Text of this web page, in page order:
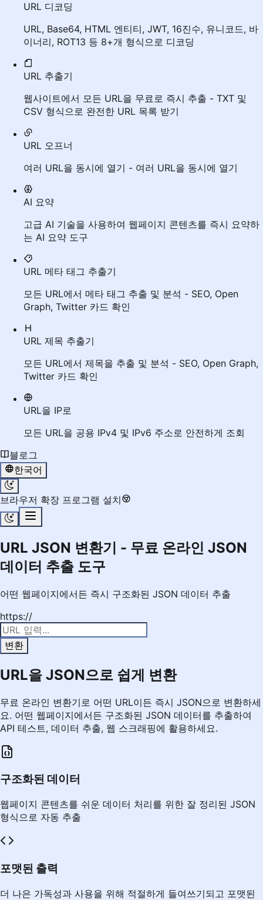
URL 디코딩
URL, Base64, HTML 엔티티, JWT, 16진수, 유니코드, 바
이너리, ROT13 등 8+개 형식으로 디코딩
URL 추출기
웹사이트에서 모든 URL을 무료로 즉시 추출 - TXT 및
CSV 형식으로 완전한 URL 목록 받기
URL 오프너
여러 URL을 동시에 열기 - 여러 URL을 동시에 열기
AI 요약
고급 AI 기술을 사용하여 웹페이지 콘텐츠를 즉시 요약하
는 AI 요약 도구
URL 메타 태그 추출기
모든 URL에서 메타 태그 추출 및 분석 - SEO, Open
Graph, Twitter 카드 확인
URL 제목 추출기
모든 URL에서 제목을 추출 및 분석 - SEO, Open Graph,
Twitter 카드 확인
URL을 IP로
모든 URL을 공용 IPv4 및 IPv6 주소로 안전하게 조회
블로그
한국어
브라우저 확장 프로그램 설치
URL JSON 변환기 - 무료 온라인 JSON
데이터 추출 도구
어떤 웹페이지에서든 즉시 구조화된 JSON 데이터 추출
https://
변환
URL을 JSON으로 쉽게 변환
무료 온라인 변환기로 어떤 URL이든 즉시 JSON으로 변환하세
요. 어떤 웹페이지에서든 구조화된 JSON 데이터를 추출하여
API 테스트, 데이터 추출, 웹 스크래핑에 활용하세요.
구조화된 데이터
웹페이지 콘텐츠를 쉬운 데이터 처리를 위한 잘 정리된 JSON
형식으로 자동 추출
포맷된 출력
더 나은 가독성과 사용을 위해 적절하게 들여쓰기되고 포맷된